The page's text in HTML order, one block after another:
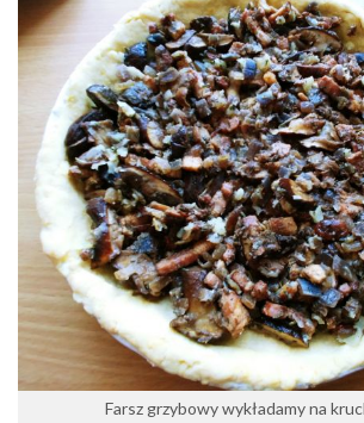
Farsz grzybowy wykładamy na